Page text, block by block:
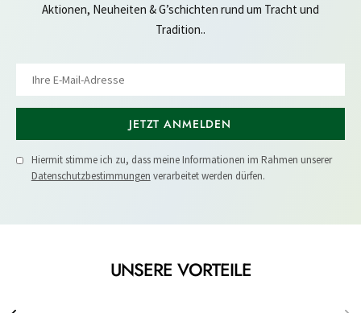
Aktionen, Neuheiten & G’schichten rund um Tracht und
Tradition..
JETZT ANMELDEN
Hiermit stimme ich zu, dass meine Informationen im Rahmen unserer
Datenschutzbestimmungen verarbeitet werden dürfen.
UNSERE VORTEILE